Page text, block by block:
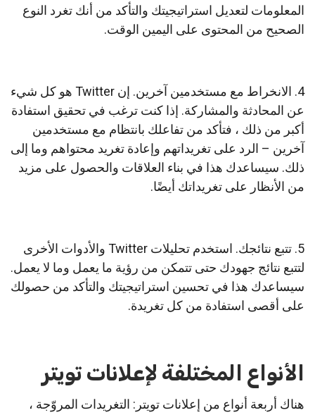
المعلومات لتعديل استراتيجيتك والتأكد من أنك تغرد النوع
الصحيح من المحتوى على اليمين الوقت.
4. الانخراط مع مستخدمين آخرين. إن Twitter هو كل شيء
عن المحادثة والمشاركة. إذا كنت ترغب في تحقيق استفادة
أكبر من ذلك ، فتأكد من تفاعلك بانتظام مع مستخدمين
آخرين – الرد على تغريداتهم وإعادة تغريد محتواهم وما إلى
ذلك. سيساعدك هذا في بناء العلاقات والحصول على مزيد
من الأنظار على تغريداتك أيضًا.
5. تتبع نتائجك.
استخدم تحليلات Twitter والأدوات الأخرى
لتتبع نتائج جهودك حتى تتمكن من رؤية ما يعمل وما لا يعمل.
سيساعدك هذا في تحسين استراتيجيتك والتأكد من حصولك
على أقصى استفادة من كل تغريدة.
الأنواع المختلفة لإعلانات تويتر
هناك أربعة أنواع من إعلانات تويتر: التغريدات المروّجة ،